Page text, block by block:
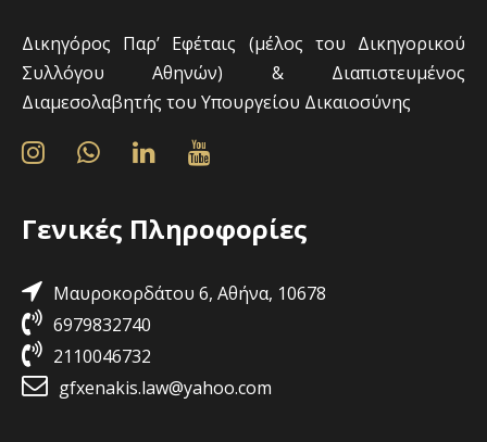
Δικηγόρος Παρ’ Εφέταις (μέλος του Δικηγορικού
Συλλόγου Αθηνών) & Διαπιστευμένος
Διαμεσολαβητής του Υπουργείου Δικαιοσύνης
Γενικές Πληροφορίες
Μαυροκορδάτου 6, Αθήνα, 10678
6979832740
2110046732
gfxenakis.law@yahoo.com